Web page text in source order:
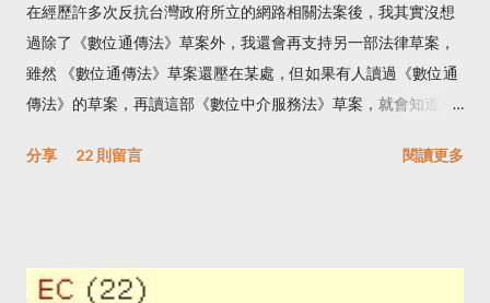
在經歷許多次反抗台灣政府所立的網路相關法案後，我其實沒想
過除了《數位通傳法》草案外，我還會再支持另一部法律草案，
雖然 《數位通傳法》草案還壓在某處，但如果有人讀過《數位通
傳法》的草案，再讀這部《數位中介服務法》草案，就會知道這
重要的，這是我第一次看到引入國際網路治理多方利害關係人機
歐盟《數位服務法》，因為我在讀《數位服務法》草案時，該草
分享 22 則留言 閱讀更多